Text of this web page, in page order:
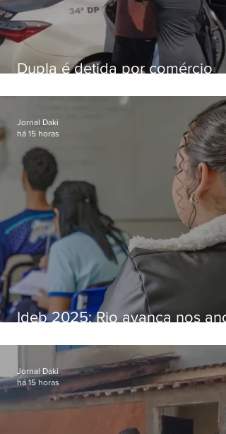
Dupla é detida por comércio
Bangu
Ideb 2025: Rio avança nos
nacional
Jornal Daki
há 15 horas
Jornal Daki
há 15 horas